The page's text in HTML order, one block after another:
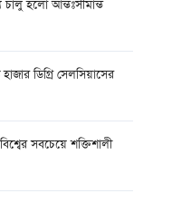
চালু হলো আন্তঃসীমান্ত
ডিগ্রি সেলসিয়াসের
সবচেয়ে শক্তিশালী